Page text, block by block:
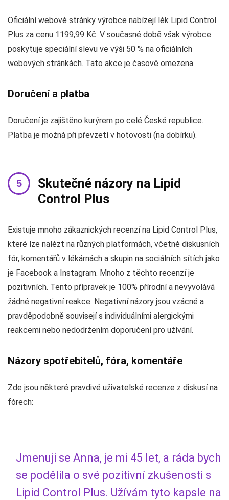
Oficiální webové stránky výrobce nabízejí lék Lipid Control
Plus za cenu 1199,99 Kč. V současné době však výrobce
poskytuje speciální slevu ve výši 50 % na oficiálních
webových stránkách. Tato akce je časově omezena.
Doručení a platba
Doručení je zajištěno kurýrem po celé České republice.
Platba je možná při převzetí v hotovosti (na dobírku).
Skutečné názory na Lipid
Control Plus
Existuje mnoho zákaznických recenzí na Lipid Control Plus,
které lze nalézt na různých platformách, včetně diskusních
fór, komentářů v lékárnách a skupin na sociálních sítích jako
je Facebook a Instagram. Mnoho z těchto recenzí je
pozitivních. Tento přípravek je 100% přírodní a nevyvolává
žádné negativní reakce. Negativní názory jsou vzácné a
pravděpodobně souvisejí s individuálními alergickými
reakcemi nebo nedodržením doporučení pro užívání.
Názory spotřebitelů, fóra, komentáře
Zde jsou některé pravdivé uživatelské recenze z diskusí na
fórech:
Jmenuji se Anna, je mi 45 let, a ráda bych
se podělila o své pozitivní zkušenosti s
Lipid Control Plus. Užívám tyto kapsle na